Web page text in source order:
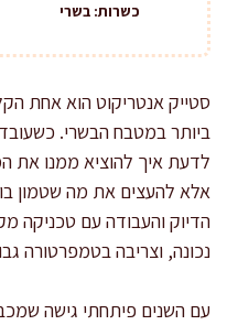
כשרות: בשרי
סטייק אנטריקוט הוא אחת
ביותר במטבח הבשרי.
לדעת איך להוציא ממנו את
אלא להעצים את מה שטמון
הדיוק והעבודה עם טכניקה
נכונה, וצריבה בטמפרטורה
עם השנים פיתחתי גישה